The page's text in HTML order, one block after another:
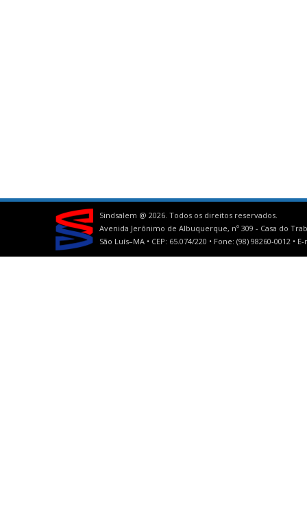
Sindsalem @ 2026. Todos os direitos reservados.
Avenida Jerônimo de Albuquerque, nº 309 - Casa do
São Luís–MA • CEP: 65.074/220 • Fone: (98) 98260-0012